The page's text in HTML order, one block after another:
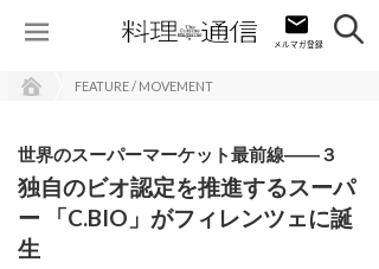
FEATURE / MOVEMENT
世界のスーパーマーケット最前線――３
独自のビオ認定を推進するスーパ
ー 「C.BIO」がフィレンツェに誕
生